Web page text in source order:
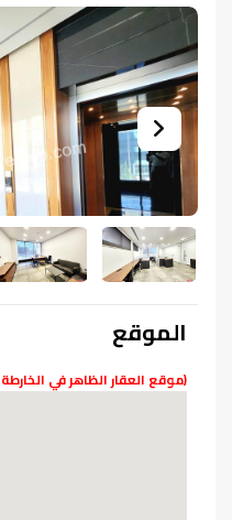
الموقع
(موقع العقار الظاهر في